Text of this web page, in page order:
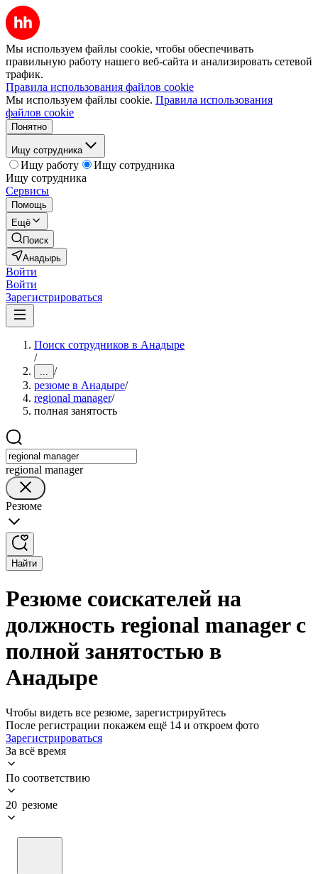
Мы используем файлы cookie, чтобы обеспечивать
правильную работу нашего веб-сайта и анализировать сетевой
трафик.
Правила использования файлов cookie
Мы используем файлы cookie. Правила использования
файлов cookie
Понятно
Ищу сотрудника
Ищу работу
Ищу сотрудника
Ищу сотрудника
Сервисы
Помощь
Ещё
Поиск
Анадырь
Войти
Войти
Зарегистрироваться
Поиск сотрудников в Анадыре
/
... /
резюме в Анадыре/
regional manager/
полная занятость
regional manager
Резюме
Найти
Резюме соискателей на
должность regional manager с
полной занятостью в
Анадыре
Чтобы видеть все резюме, зарегистрируйтесь
После регистрации покажем ещё 14 и откроем фото
Зарегистрироваться
За всё время
По соответствию
20 резюме